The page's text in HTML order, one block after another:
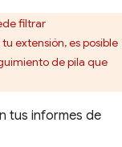
filtrar
extensión, es posible
de pila que
tus informes de